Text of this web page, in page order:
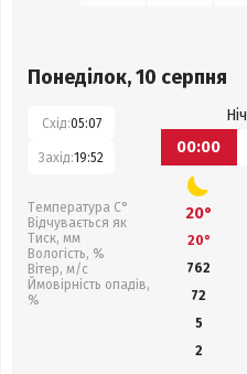
Понеділок, 10 серпня
Схід:05:07
Захід:19:52
Температура С°
Відчувається як
Тиск, мм
Вологість, %
Вітер, м/с
Ймовірність опадів,
%
Ніч
00:00
20°
20°
762
72
5
2